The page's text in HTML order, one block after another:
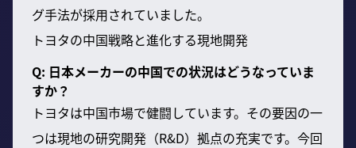
グ手法が採用されていました。
トヨタの中国戦略と進化する現地開発
Q: 日本メーカーの中国での状況はどうなっていま
すか？
トヨタは中国市場で健闘しています。その要因の一
つは現地の研究開発（R&D）拠点の充実です。今回